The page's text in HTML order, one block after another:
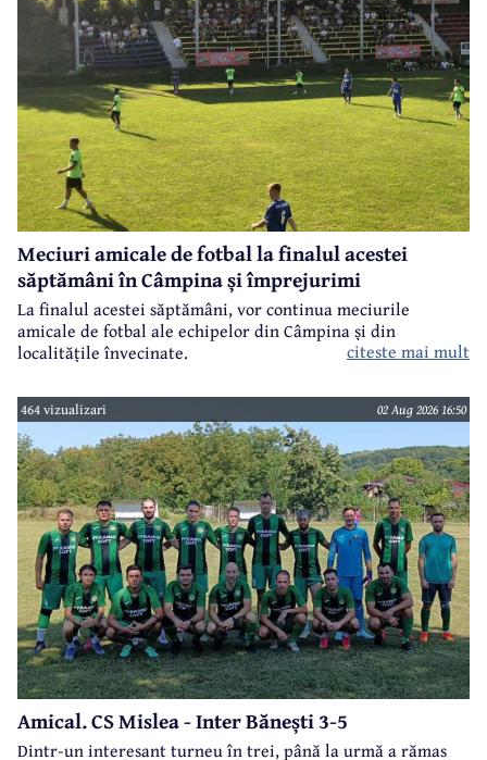
Meciuri amicale de fotbal la finalul acestei
săptămâni în Câmpina și împrejurimi
La finalul acestei săptămâni, vor continua meciurile
amicale de fotbal ale echipelor din Câmpina și din
localitățile învecinate.
citeste mai mult
464 vizualizari 02 Aug 2026 16:50
Amical. CS Mislea - Inter Bănești 3-5
Dintr-un interesant turneu în trei, până la urmă a rămas